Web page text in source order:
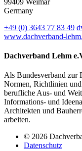
Germany
+49 (0) 3643 77 83 49
www.dachverband-
Dachverband Lehm
Als Bundesverband zur
Normen, Richtlinien
berufliche Aus- und
Informations- und
Architekten und
arbeiten.
© 2026
Datenschutz